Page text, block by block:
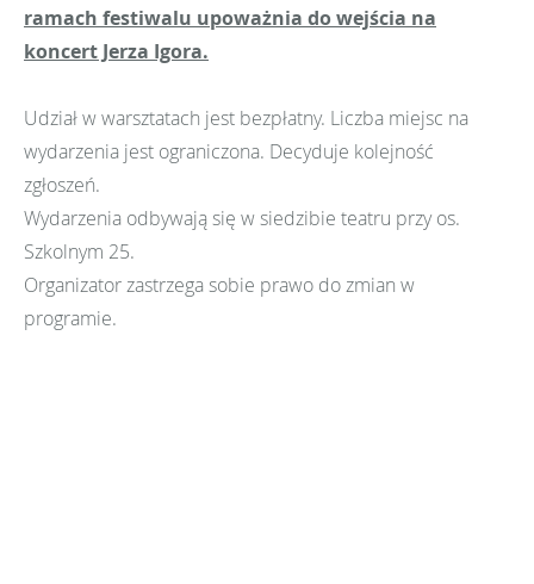
ramach festiwalu upoważnia do wejścia na
koncert Jerza Igora.
Udział w warsztatach jest bezpłatny. Liczba miejsc na
wydarzenia jest ograniczona. Decyduje kolejność
zgłoszeń.
Wydarzenia odbywają się w siedzibie teatru przy os.
Szkolnym 25.
Organizator zastrzega sobie prawo do zmian w
programie.